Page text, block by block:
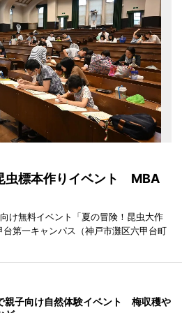
虫標本作りイベント MBA
け無料イベント「夏の冒険！昆虫大作
第一キャンパス（神戸市灘区六甲台町
親子向け自然体験イベント 梅収穫や